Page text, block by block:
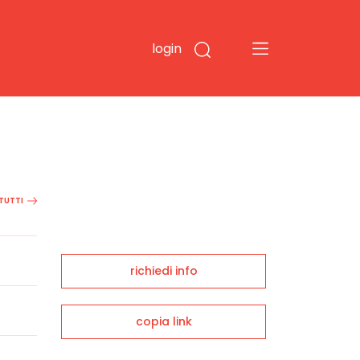
login
richiedi info
copia link